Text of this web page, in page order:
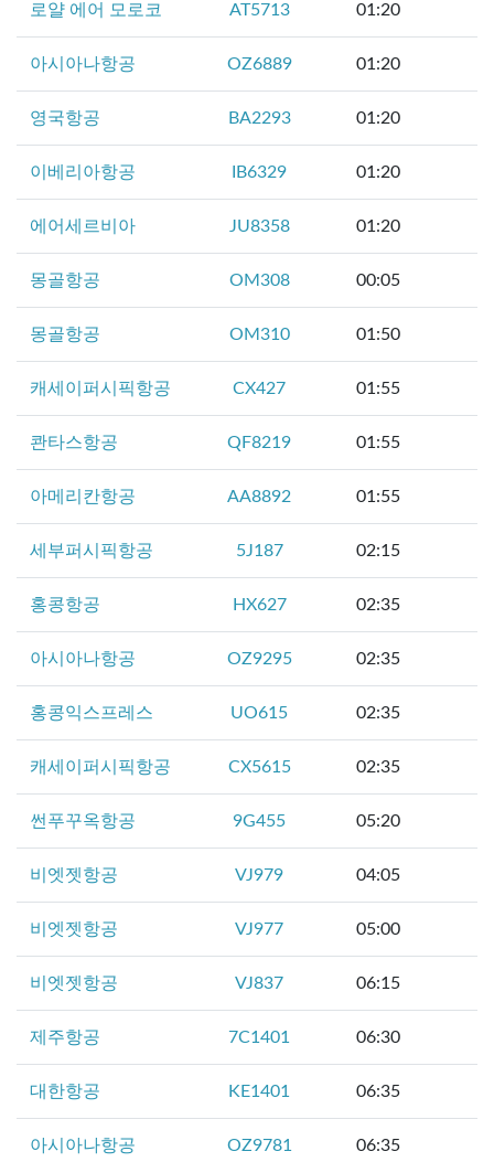
로얄 에어 모로코 AT5713 01:20
아시아나항공 OZ6889 01:20
영국항공 BA2293 01:20
이베리아항공 IB6329 01:20
에어세르비아 JU8358 01:20
몽골항공 OM308 00:05
몽골항공 OM310 01:50
캐세이퍼시픽항공 CX427 01:55
콴타스항공 QF8219 01:55
아메리칸항공 AA8892 01:55
세부퍼시픽항공 5J187 02:15
홍콩항공 HX627 02:35
아시아나항공 OZ9295 02:35
홍콩익스프레스 UO615 02:35
캐세이퍼시픽항공 CX5615 02:35
썬푸꾸옥항공 9G455 05:20
비엣젯항공 VJ979 04:05
비엣젯항공 VJ977 05:00
비엣젯항공 VJ837 06:15
제주항공 7C1401 06:30
대한항공 KE1401 06:35
아시아나항공 OZ9781 06:35